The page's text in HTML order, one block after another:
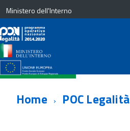
Ministero dell'Interno
Home POC Legalità